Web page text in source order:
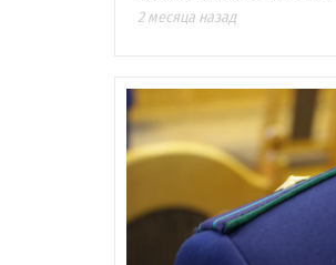
2 месяца назад